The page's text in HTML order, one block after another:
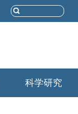
科学研究